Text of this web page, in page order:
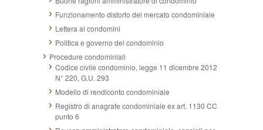
Funzionamento distorto del mercato condominiale
Lettera ai condomini
Politica e governo del condominio
Procedure condominiali
Codice civile condominio, legge 11 dicembre 2012
N° 220, G.U. 293
Modello di rendiconto condominiale
Registro di anagrafe condominiale ex art. 1130 CC
punto 6